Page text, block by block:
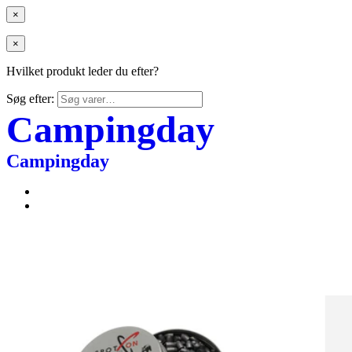
×
×
Hvilket produkt leder du efter?
Søg efter:
Campingday
Campingday